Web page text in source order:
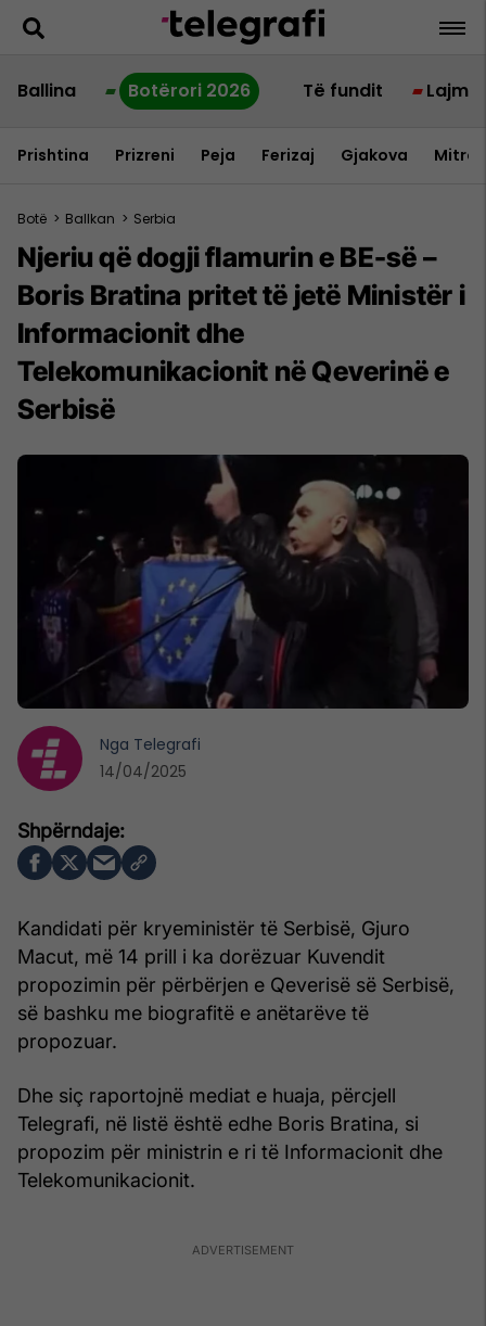
Ballina Botërori 2026 Të fundit Lajme
Prishtina Prizreni Peja Ferizaj Gjakova
Botë > Ballkan > Serbia
Njeriu që dogji flamurin e BE-së –
Boris Bratina pritet të jetë Ministër i
Informacionit dhe
Telekomunikacionit në Qeverinë e
Serbisë
Kandidati për kryeministër të Serbisë, Gjuro
Macut, më 14 prill i ka dorëzuar Kuvendit
propozimin për përbërjen e Qeverisë së Serbisë,
së bashku me biografitë e anëtarëve të
propozuar.
Dhe siç raportojnë mediat e huaja, përcjell
Telegrafi, në listë është edhe Boris Bratina, si
propozim për ministrin e ri të Informacionit dhe
Telekomunikacionit.
Nga Telegrafi
14/04/2025